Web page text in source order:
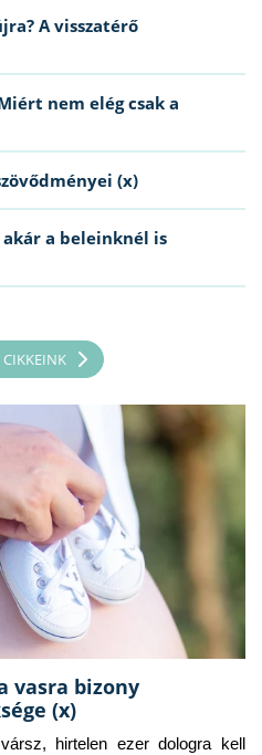
A visszatérő
nem elég csak a
(x)
a beleinknél is
vasra bizony
(x)
hirtelen ezer dologra kell